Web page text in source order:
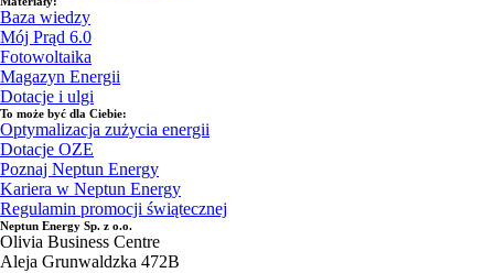
Baza wiedzy
Mój Prąd 6.0
Fotowoltaika
Magazyn Energii
Dotacje i ulgi
To może być dla Ciebie:
Optymalizacja zużycia energii
Dotacje OZE
Poznaj Neptun Energy
Kariera w Neptun Energy
Regulamin promocji świątecznej
Neptun Energy Sp. z o.o.
Olivia Business Centre
Aleja Grunwaldzka 472B